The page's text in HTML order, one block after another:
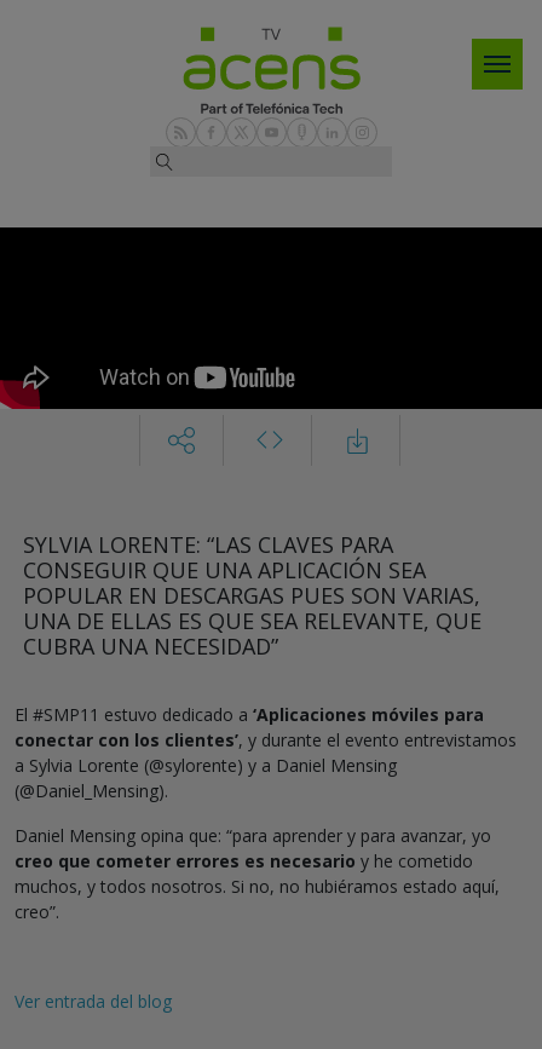
SYLVIA LORENTE: “LAS CLAVES PARA
CONSEGUIR QUE UNA APLICACIÓN SEA
POPULAR EN DESCARGAS PUES SON VARIAS,
UNA DE ELLAS ES QUE SEA RELEVANTE, QUE
CUBRA UNA NECESIDAD”
El #SMP11 estuvo dedicado a ‘Aplicaciones móviles para
conectar con los clientes’, y durante el evento entrevistamos
a Sylvia Lorente (@sylorente) y a Daniel Mensing
(@Daniel_Mensing).
Daniel Mensing opina que: “para aprender y para avanzar, yo
creo que cometer errores es necesario y he cometido
muchos, y todos nosotros. Si no, no hubiéramos estado aquí,
creo”.
Ver entrada del blog